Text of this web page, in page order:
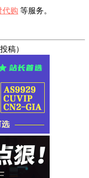
代购 等服务。
稿）